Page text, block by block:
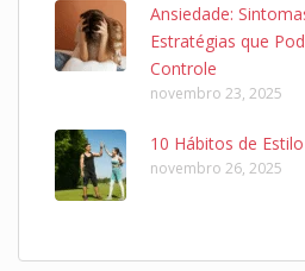
Ansiedade:
Estratégias que
Controle
novembro 23, 2025
10 Hábitos de
novembro 26, 2025